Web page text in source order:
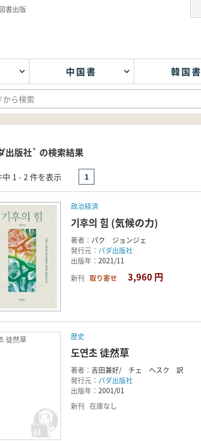
書出版
中国書 韓国書
出版社` の検索結果
1 - 2 件を表示 1
政治経済
기후의 힘 (気候の力)
著者： パク ジョンジェ
発行元： パダ出版社
出版年： 2021/11
新刊 取り寄せ 3,960 円
徒然草 歴史
도연초 徒然草
著者： 吉田兼好/ チェ ヘスク 訳
発行元： パダ出版社
出版年： 2001/01
新刊 在庫なし